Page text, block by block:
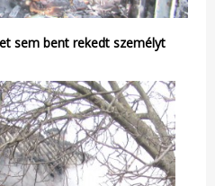
sem bent rekedt személyt